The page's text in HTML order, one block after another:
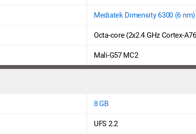
Mediatek Dimensity 6300 (6 nm)
Octa-core (2x2.4 GHz Cortex-
Mali-G57 MC2
8 GB
UFS 2.2